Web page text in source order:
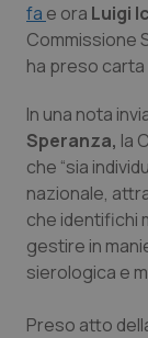
Calabria
Emilia-
Friuli
Lazio
Asma &
Car-T
Diabete
fa e ora Luigi
Commissione
ha preso
In una nota
Speranza, la
che “sia
nazionale,
che identifichi
gestire in
sierologica e
Preso atto